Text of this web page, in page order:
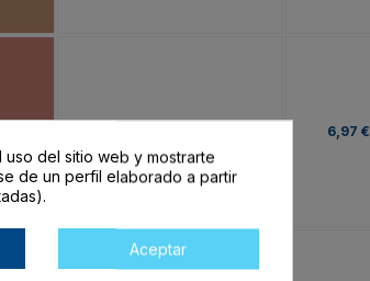
6,97 €
del sitio web y mostrarte
de un perfil elaborado a partir
Aceptar